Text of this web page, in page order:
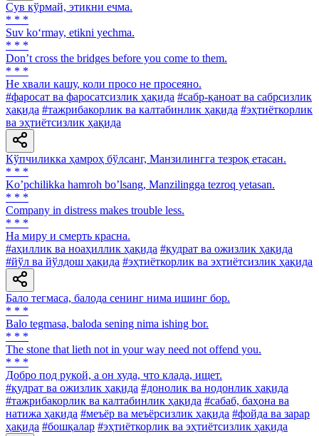
Сув кўрмай, этикни ечма.
* * *
Suv ko‘rmay, etikni yechma.
* * *
Don’t cross the bridges before you come to them.
* * *
He хвали кашу, коли просо не просеяно.
#фаросат ва фаросатсизлик ҳақида #сабр-қаноат ва сабрсизлик
ҳақида #тажрибакорлик ва калтабинлик ҳақида #эҳтиёткорлик
ва эҳтиётсизлик ҳақида
Кўпчиликка ҳамроҳ бўлсанг, Манзилингга тезроқ етасан.
* * *
Koʼpchilikka hamroh boʼlsang, Manzilingga tezroq yetasan.
* * *
Company in distress makes trouble less.
* * *
Ha миру и смерть красна.
#аҳиллик ва ноаҳиллик ҳақида #қудрат ва ожизлик ҳақида
#йўл ва йўлдош ҳақида #эҳтиёткорлик ва эҳтиётсизлик ҳақида
Бало тегмаса, балода сенинг нима ишинг бор.
* * *
Balo tegmasa, baloda sening nima ishing bor.
* * *
The stone that lieth not in your way need not offend you.
* * *
Добро под рукой, а он худа, что клада, ищет.
#қудрат ва ожизлик ҳақида #донолик ва нодонлик ҳақида
#тажрибакорлик ва калтабинлик ҳақида #сабаб, баҳона ва
натижа ҳақида #меъёр ва меъёрсизлик ҳақида #фойда ва зарар
ҳақида #бошқалар #эҳтиёткорлик ва эҳтиётсизлик ҳақида